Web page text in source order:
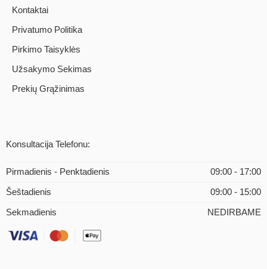
Kontaktai
Privatumo Politika
Pirkimo Taisyklės
Užsakymo Sekimas
Prekių Grąžinimas
Konsultacija Telefonu:
Pirmadienis - Penktadienis 09:00 - 17:00
Šeštadienis 09:00 - 15:00
Sekmadienis NEDIRBAME